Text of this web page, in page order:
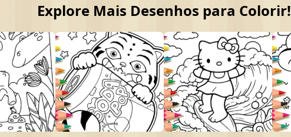
Explore Mais Desenhos para Colorir!